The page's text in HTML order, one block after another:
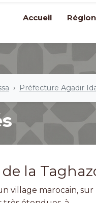
Accueil
Préfecture Agadir
la
village marocain,